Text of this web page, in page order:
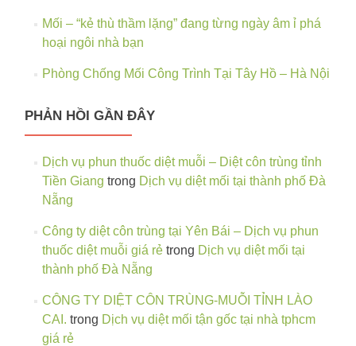
Mối – “kẻ thù thầm lặng” đang từng ngày âm ỉ phá
hoại ngôi nhà bạn
Phòng Chống Mối Công Trình Tại Tây Hồ – Hà Nội
PHẢN HỒI GẦN ĐÂY
Dịch vụ phun thuốc diệt muỗi – Diệt côn trùng tỉnh
Tiền Giang trong Dịch vụ diệt mối tại thành phố Đà
Nẵng
Công ty diệt côn trùng tại Yên Bái – Dịch vụ phun
thuốc diệt muỗi giá rẻtrong Dịch vụ diệt mối tại
thành phố Đà Nẵng
CÔNG TY DIỆT CÔN TRÙNG-MUỖI TỈNH LÀO
CAI. trong Dịch vụ diệt mối tận gốc tại nhà tphcm
giá rẻ